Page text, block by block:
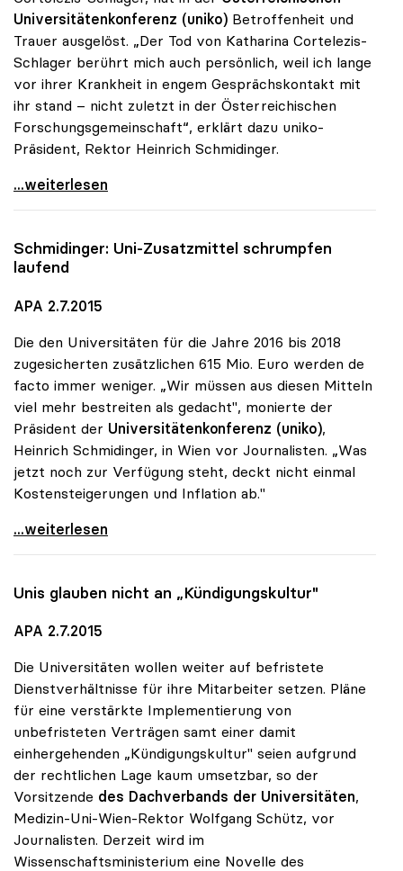
Universitätenkonferenz (uniko) Betroffenheit und
Trauer ausgelöst. „Der Tod von Katharina Cortelezis-
Schlager berührt mich auch persönlich, weil ich lange
vor ihrer Krankheit in engem Gesprächskontakt mit
ihr stand – nicht zuletzt in der Österreichischen
Forschungsgemeinschaft“, erklärt dazu uniko-
Präsident, Rektor Heinrich Schmidinger.
uniko-Präsident zum Tod von Katharina
...weiterlesen
Schmidinger: Uni-Zusatzmittel schrumpfen
laufend
APA 2.7.2015
Die den Universitäten für die Jahre 2016 bis 2018
zugesicherten zusätzlichen 615 Mio. Euro werden de
facto immer weniger. „Wir müssen aus diesen Mitteln
viel mehr bestreiten als gedacht", monierte der
Präsident der Universitätenkonferenz (uniko),
Heinrich Schmidinger, in Wien vor Journalisten. „Was
jetzt noch zur Verfügung steht, deckt nicht einmal
Kostensteigerungen und Inflation ab."
Schmidinger: Uni-Zusatzmittel schrumpfen laufend
...weiterlesen
Unis glauben nicht an „Kündigungskultur"
APA 2.7.2015
Die Universitäten wollen weiter auf befristete
Dienstverhältnisse für ihre Mitarbeiter setzen. Pläne
für eine verstärkte Implementierung von
unbefristeten Verträgen samt einer damit
einhergehenden „Kündigungskultur" seien aufgrund
der rechtlichen Lage kaum umsetzbar, so der
Vorsitzende des Dachverbands der Universitäten,
Medizin-Uni-Wien-Rektor Wolfgang Schütz, vor
Journalisten. Derzeit wird im
Wissenschaftsministerium eine Novelle des